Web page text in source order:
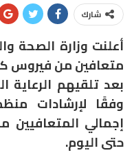
شارك
متعافين من فيروس
بعد تلقيهم الرعاية
وفقًا لإرشادات
حتى اليوم.